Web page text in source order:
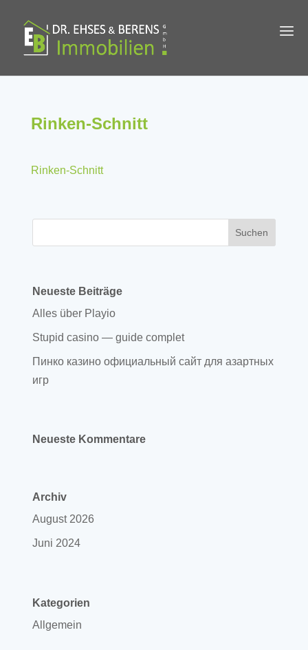
Rinken-Schnitt
Rinken-Schnitt
Neueste Beiträge
Alles über Playio
Stupid casino — guide complet
Пинко казино официальный сайт для азартных
игр
Neueste Kommentare
Archiv
August 2026
Juni 2024
Kategorien
Allgemein